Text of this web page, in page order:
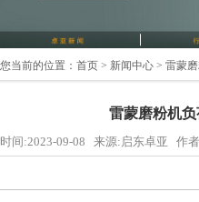
您当前的位置： 首页 > 新闻中心 > 雷蒙
雷蒙磨粉机
时间:2023-09-08 来源:启东卓亚 作